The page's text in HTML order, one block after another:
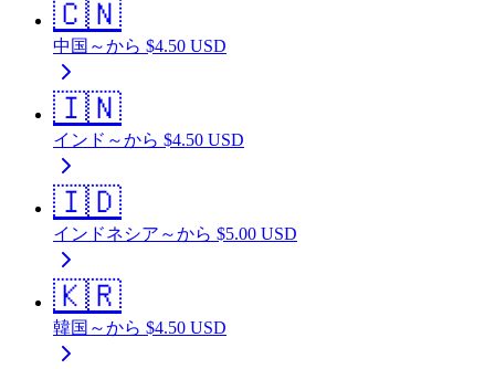
🇨🇳
中国 ～から $4.50 USD
🇮🇳
インド ～から $4.50 USD
🇮🇩
インドネシア ～から $5.00 USD
🇰🇷
韓国 ～から $4.50 USD